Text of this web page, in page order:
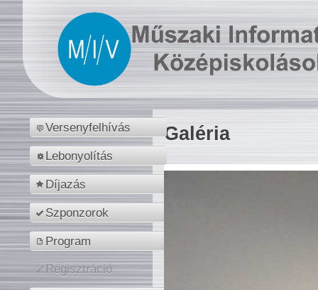
Versenyfelhívás
Lebonyolítás
Díjazás
Szponzorok
Program
Regisztráció
Galéria